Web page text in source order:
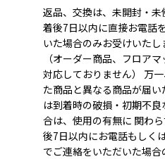
返品、交換は、未開封・未
着後7日以内に直接お電話
いた場合のみお受けいたし
（オーダー商品、フロア
対応しておりません） 万
た商品と異なる商品が届い
は到着時の破損・初期不良
合は、使用の有無に 関わ
後7日以内にお電話もしく
でご連絡をいただいた場合